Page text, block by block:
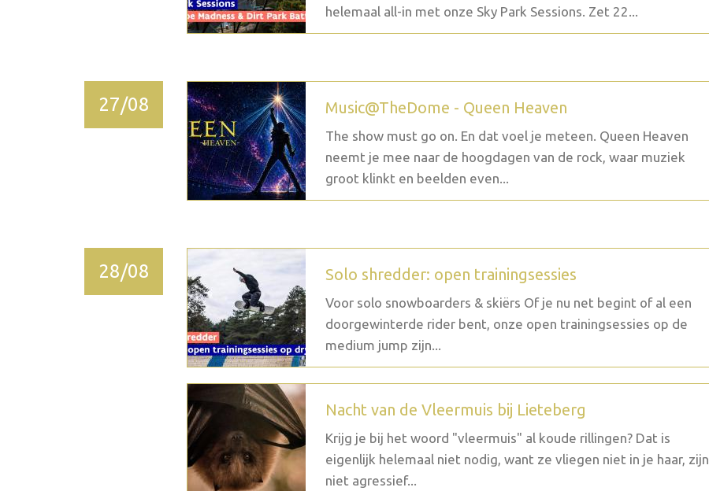
helemaal all-in met onze Sky Park Sessions. Zet 22...
27/08 Music@TheDome - Queen Heaven
The show must go on. En dat voel je meteen. Queen Heaven
neemt je mee naar de hoogdagen van de rock, waar muziek
groot klinkt en beelden even...
28/08 Solo shredder: open trainingsessies
Voor solo snowboarders & skiërs Of je nu net begint of al een
doorgewinterde rider bent, onze open trainingsessies op de
medium jump zijn...
Nacht van de Vleermuis bij Lieteberg
Krijg je bij het woord "vleermuis" al koude rillingen? Dat is
eigenlijk helemaal niet nodig, want ze vliegen niet in je haar, zijn
niet agressief...